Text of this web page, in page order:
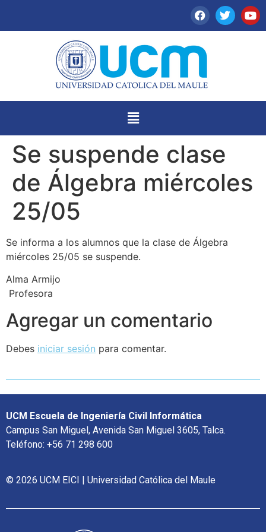
Se suspende clase
de Álgebra miércoles
25/05
Se informa a los alumnos que la clase de Álgebra
miércoles 25/05 se suspende.
Alma Armijo
Profesora
Agregar un comentario
Debes iniciar sesión para comentar.
UCM Escuela de Ingeniería Civil Informática
Campus San Miguel, Avenida San Miguel 3605, Talca.
Teléfono: +56 71 298 600
© 2026 UCM EICI | Universidad Católica del Maule